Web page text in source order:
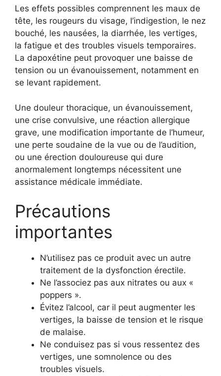
Les effets possibles comprennent les maux de
tête, les rougeurs du visage, l’indigestion, le nez
bouché, les nausées, la diarrhée, les vertiges,
la fatigue et des troubles visuels temporaires.
La dapoxétine peut provoquer une baisse de
tension ou un évanouissement, notamment en
se levant rapidement.
Une douleur thoracique, un évanouissement,
une crise convulsive, une réaction allergique
grave, une modification importante de l’humeur,
une perte soudaine de la vue ou de l’audition,
ou une érection douloureuse qui dure
anormalement longtemps nécessitent une
assistance médicale immédiate.
Précautions
importantes
N’utilisez pas ce produit avec un autre
traitement de la dysfonction érectile.
Ne l’associez pas aux nitrates ou aux «
poppers ».
Évitez l’alcool, car il peut augmenter les
vertiges, la baisse de tension et le risque
de malaise.
Ne conduisez pas si vous ressentez des
vertiges, une somnolence ou des
troubles visuels.